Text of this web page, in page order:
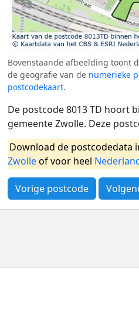
Bovenstaande afbeelding toont
de geografie van de numerieke
postcodekaart.
De postcode 8013 TD hoort
gemeente Zwolle. Deze
Download de postcodedata
Zwolleof voor heel
Vorige postcode